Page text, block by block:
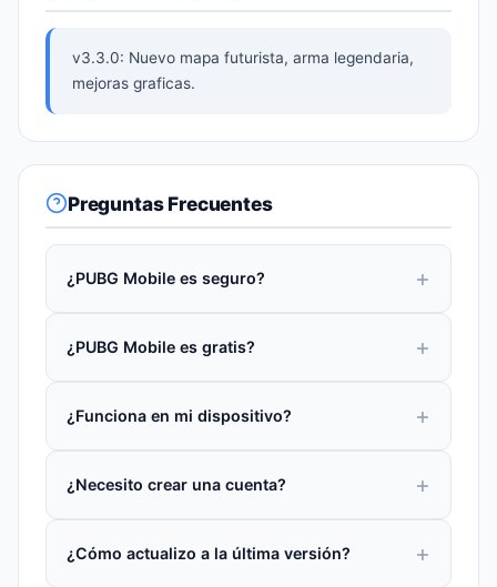
v3.3.0: Nuevo mapa futurista, arma legendaria,
mejoras graficas.
Preguntas Frecuentes
¿PUBG Mobile es seguro?
¿PUBG Mobile es gratis?
¿Funciona en mi dispositivo?
¿Necesito crear una cuenta?
¿Cómo actualizo a la última versión?